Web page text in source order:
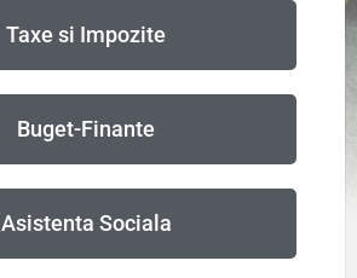
Taxe si Impozite
Buget-Finante
Asistenta Sociala